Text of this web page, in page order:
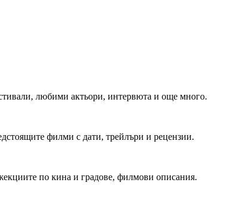
любими актьори, интервюта и още много.
филми с дати, трейлъри и рецензии.
по кина и градове, филмови описания.